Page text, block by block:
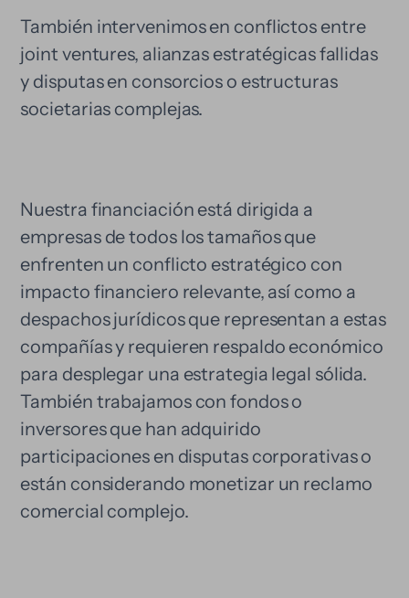
También intervenimos en conflictos entre
joint ventures, alianzas estratégicas fallidas
y disputas en consorcios o estructuras
societarias complejas.
Nuestra financiación está dirigida a
empresas de todos los tamaños que
enfrenten un conflicto estratégico con
impacto financiero relevante, así como a
despachos jurídicos que representan a estas
compañías y requieren respaldo económico
para desplegar una estrategia legal sólida.
También trabajamos con fondos o
inversores que han adquirido
participaciones en disputas corporativas o
están considerando monetizar un reclamo
comercial complejo.